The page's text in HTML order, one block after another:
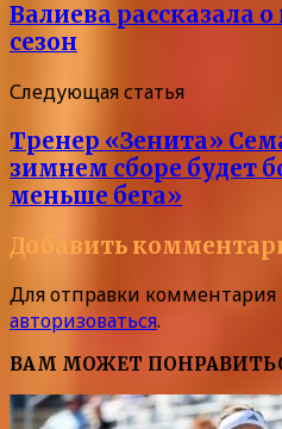
Валиева рассказала
сезон
Следующая статья
Тренер «Зенита»
зимнем сборе будет
меньше бега»
Добавить
Для отправки
авторизоваться.
ВАМ МОЖЕТ